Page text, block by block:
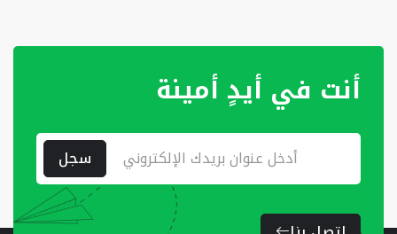
أنت في أيدٍ أمينة
سجل